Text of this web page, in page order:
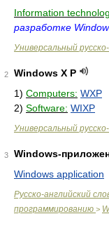
Information
разработке
Универсальный
2
Windows X P
1) Computers: WXP
2) Software: WIXP
Универсальный
3
Windows-
Windows application
Русско-английский
программированию >